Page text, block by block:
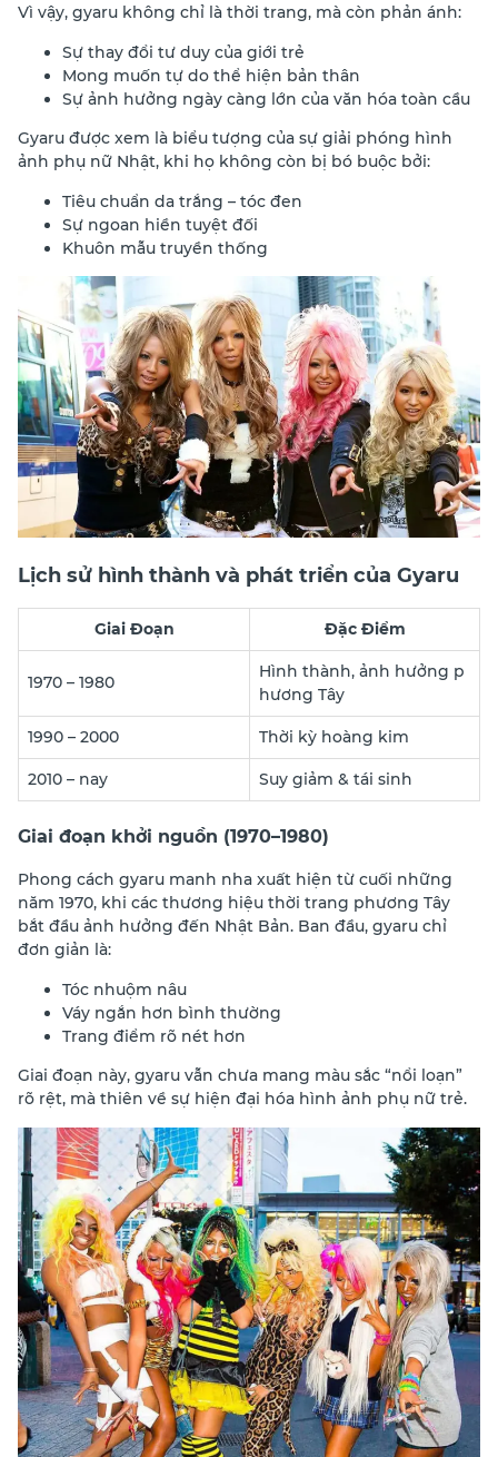
Vì vậy, gyaru không chỉ là thời trang, mà còn phản ánh:
Sự thay đổi tư duy của giới trẻ
Mong muốn tự do thể hiện bản thân
Sự ảnh hưởng ngày càng lớn của văn hóa toàn cầu
Gyaru được xem là biểu tượng của sự giải phóng hình
ảnh phụ nữ Nhật, khi họ không còn bị bó buộc bởi:
Tiêu chuẩn da trắng – tóc đen
Sự ngoan hiền tuyệt đối
Khuôn mẫu truyền thống
Lịch sử hình thành và phát triển của Gyaru
Giai Đoạn Đặc Điểm
1970 – 1980
Hình thành, ảnh hưởng p
hương Tây
1990 – 2000 Thời kỳ hoàng kim
2010 – nay Suy giảm & tái sinh
Giai đoạn khởi nguồn (1970–1980)
Phong cách gyaru manh nha xuất hiện từ cuối những
năm 1970, khi các thương hiệu thời trang phương Tây
bắt đầu ảnh hưởng đến Nhật Bản. Ban đầu, gyaru chỉ
đơn giản là:
Tóc nhuộm nâu
Váy ngắn hơn bình thường
Trang điểm rõ nét hơn
Giai đoạn này, gyaru vẫn chưa mang màu sắc “nổi loạn”
rõ rệt, mà thiên về sự hiện đại hóa hình ảnh phụ nữ trẻ.